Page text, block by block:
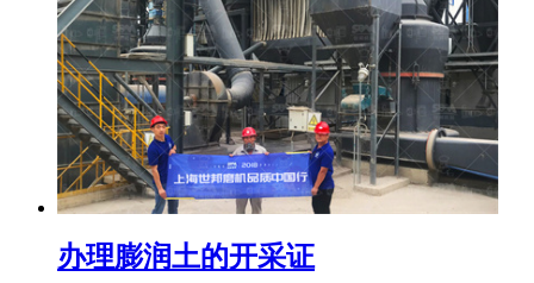
办理膨润土的开采证